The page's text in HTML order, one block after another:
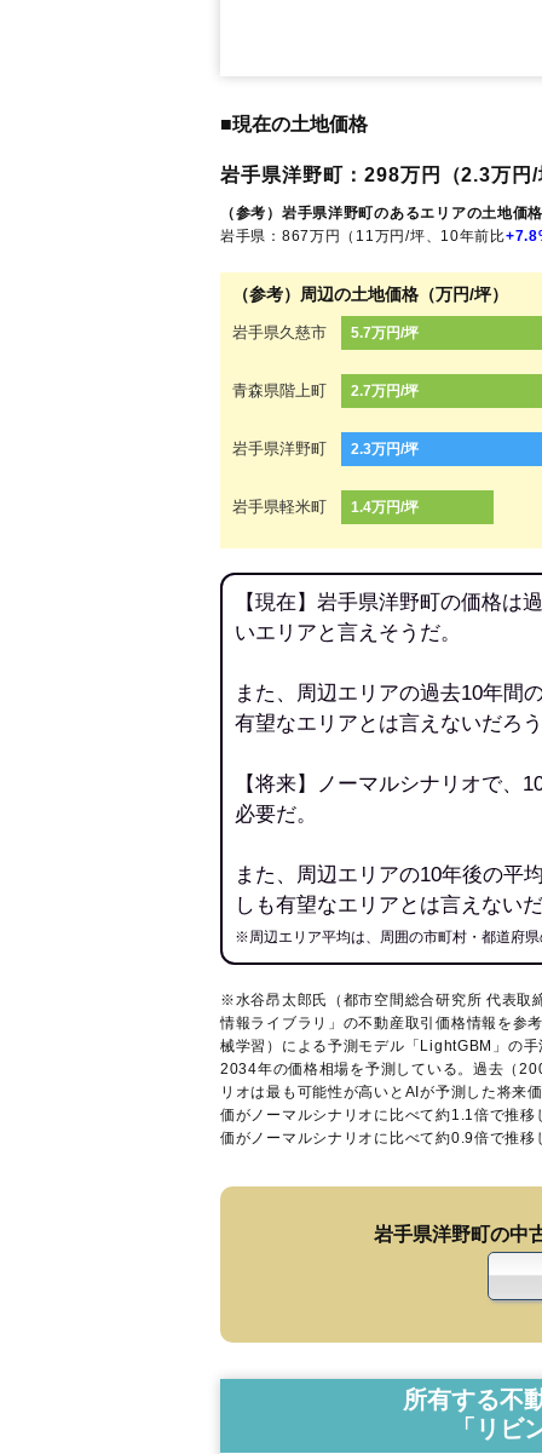
■現在の土地価格
岩手県洋野町：298万円（2.3万円
（参考）岩手県洋野町のあるエリアの土地価
岩手県：867万円（11万円/坪、10年前比
（参考）周辺の土地価格（万円/坪）
岩手県久慈市 5.7万円/坪
青森県階上町 2.7万円/坪
岩手県洋野町 2.3万円/坪
岩手県軽米町 1.4万円/坪
【現在】岩手県洋野町の価格は
いエリアと言えそうだ。
また、周辺エリアの過去10年間
有望なエリアとは言えないだろ
【将来】ノーマルシナリオで、
必要だ。
また、周辺エリアの10年後の平
しも有望なエリアとは言えない
※周辺エリア平均は、周囲の市町村・都道府
※水谷昂太郎氏（都市空間総合研究所 代表取
情報ライブラリ 」の不動産取引価格情報を参
械学習）による予測モデル「LightGBM」の
2034年の価格相場を予測している。過去（
リオは最も可能性が高いとAIが予測した将来
価がノーマルシナリオに比べて約1.1倍で推
価がノーマルシナリオに比べて約0.9倍で推
岩手県洋野町の中
所有する不
「リビ